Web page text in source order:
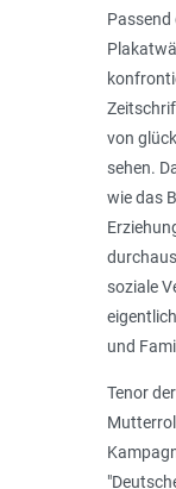
von
sehen.
wie das
soziale
und
Tenor